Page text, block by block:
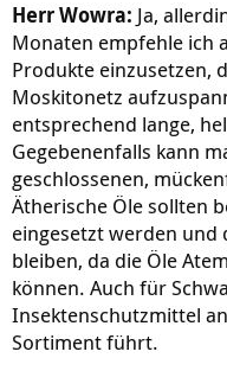
Herr Wowra: Ja,
Monaten empfehle ich
Produkte einzusetzen,
Moskitonetz
entsprechend lange,
Gegebenenfalls kann
geschlossenen,
Ätherische Öle sollten
eingesetzt werden und
bleiben, da die Öle
können. Auch für
Insektenschutzmittel
Sortiment führt.